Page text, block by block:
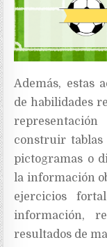
Además, estas
de habilidades
construir tablas
pictogramas o
la información
ejercicios
información,
resultados de